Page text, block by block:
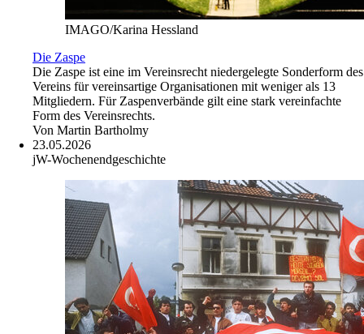
IMAGO/Karina Hessland
Die Zaspe
Die Zaspe ist eine im Vereinsrecht niedergelegte Sonderform des
Vereins für vereinsartige Organisationen mit weniger als 13
Mitgliedern. Für Zaspenverbände gilt eine stark vereinfachte
Form des Vereinsrechts.
Von Martin Bartholmy
23.05.2026
jW-Wochenendgeschichte